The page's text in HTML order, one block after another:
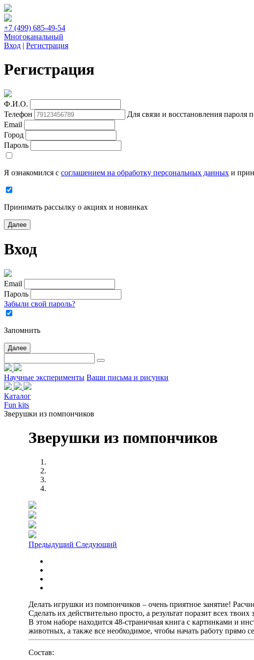
+7 (499) 685-49-54
Многоканальный
Вход | Регистрация
Регистрация
Ф.И.О.
Телефон
Для связи и восстановления пароля
Email
Город
Пароль
Я ознакомился с соглашением на обработку персональных данных и
Принимать рассылку о акциях и новинках
Далее
Вход
Email
Пароль
Забыли свой пароль?
Запомнить
Далее
Научные эксперименты Ваши письма и рисунки
Каталог
Fun kits
Зверушки из помпончиков
Зверушки из помпончиков
Предыдущий Следующий
Делать игрушки из помпончиков – очень приятное занятие!
Сделать их действительно просто, а результат поразит всех твоих
В этом наборе находится 48-страничная книга с картинками и
животных, а также все необходимое, чтобы начать работу прямо
Состав: